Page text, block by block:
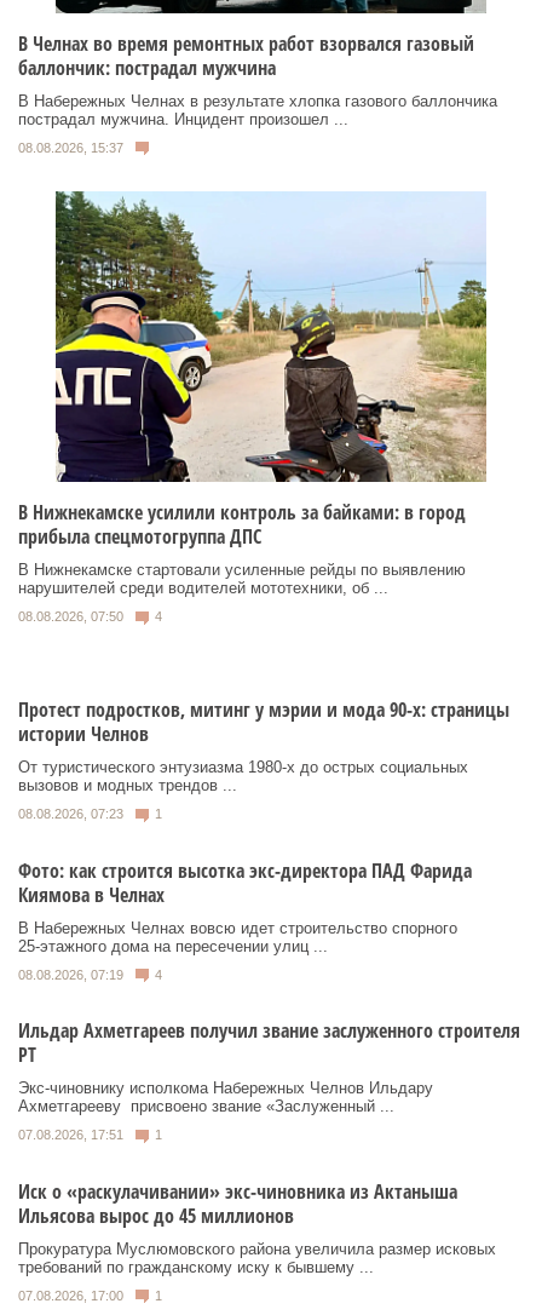
В Челнах во время ремонтных работ взорвался газовый
баллончик: пострадал мужчина
В Набережных Челнах в результате хлопка газового баллончика
пострадал мужчина. Инцидент произошел ...
08.08.2026, 15:37
В Нижнекамске усилили контроль за байками: в город
прибыла спецмотогруппа ДПС
В Нижнекамске стартовали усиленные рейды по выявлению
нарушителей среди водителей мототехники, об ...
08.08.2026, 07:50 4
Протест подростков, митинг у мэрии и мода 90-х: страницы
истории Челнов
От туристического энтузиазма 1980‑х до острых социальных
вызовов и модных трендов ...
08.08.2026, 07:23 1
Фото: как строится высотка экс-директора ПАД Фарида
Киямова в Челнах
В Набережных Челнах вовсю идет строительство спорного
25‑этажного дома на пересечении улиц ...
08.08.2026, 07:19 4
Ильдар Ахметгареев получил звание заслуженного строителя
РТ
Экс‑чиновнику исполкома Набережных Челнов Ильдару
Ахметгарееву присвоено звание «Заслуженный ...
07.08.2026, 17:51 1
Иск о «раскулачивании» экс-чиновника из Актаныша
Ильясова вырос до 45 миллионов
Прокуратура Муслюмовского района увеличила размер исковых
требований по гражданскому иску к бывшему ...
07.08.2026, 17:00 1